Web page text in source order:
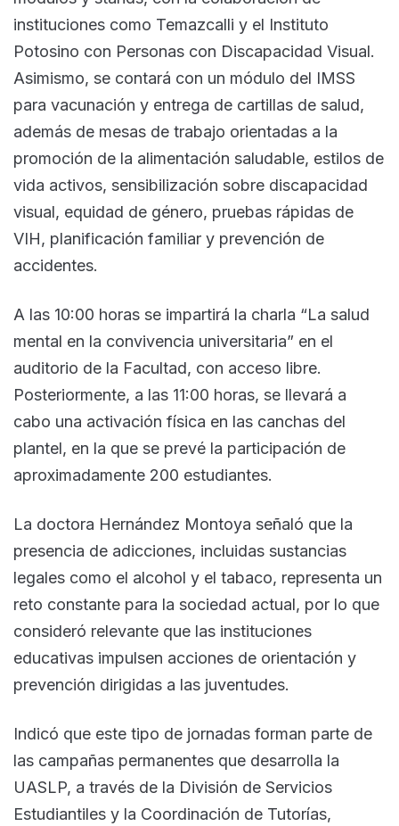
instituciones como Temazcalli y el Instituto
Potosino con Personas con Discapacidad Visual.
Asimismo, se contará con un módulo del IMSS
para vacunación y entrega de cartillas de salud,
además de mesas de trabajo orientadas a la
promoción de la alimentación saludable, estilos de
vida activos, sensibilización sobre discapacidad
visual, equidad de género, pruebas rápidas de
VIH, planificación familiar y prevención de
accidentes.
A las 10:00 horas se impartirá la charla “La salud
mental en la convivencia universitaria” en el
auditorio de la Facultad, con acceso libre.
Posteriormente, a las 11:00 horas, se llevará a
cabo una activación física en las canchas del
plantel, en la que se prevé la participación de
aproximadamente 200 estudiantes.
La doctora Hernández Montoya señaló que la
presencia de adicciones, incluidas sustancias
legales como el alcohol y el tabaco, representa un
reto constante para la sociedad actual, por lo que
consideró relevante que las instituciones
educativas impulsen acciones de orientación y
prevención dirigidas a las juventudes.
Indicó que este tipo de jornadas forman parte de
las campañas permanentes que desarrolla la
UASLP, a través de la División de Servicios
Estudiantiles y la Coordinación de Tutorías,